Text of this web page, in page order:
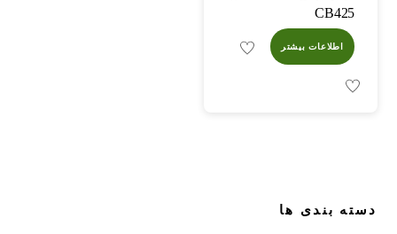
CB425
اطلاعات بیشتر
دسته بندی ها